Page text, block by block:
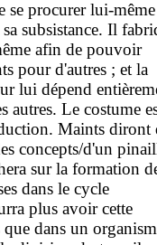
se procurer lui-
sa subsistance. Il
afin de pouvoir
pourd'autres ; et la
lui dépend
autres. Le costume
Maints diront
concepts/d'un
sur la formation
dans le cycle
plus avoir cette
dans un